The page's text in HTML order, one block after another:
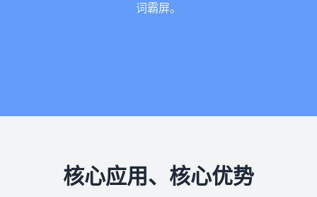
词霸屏。
核心应用、核心优势